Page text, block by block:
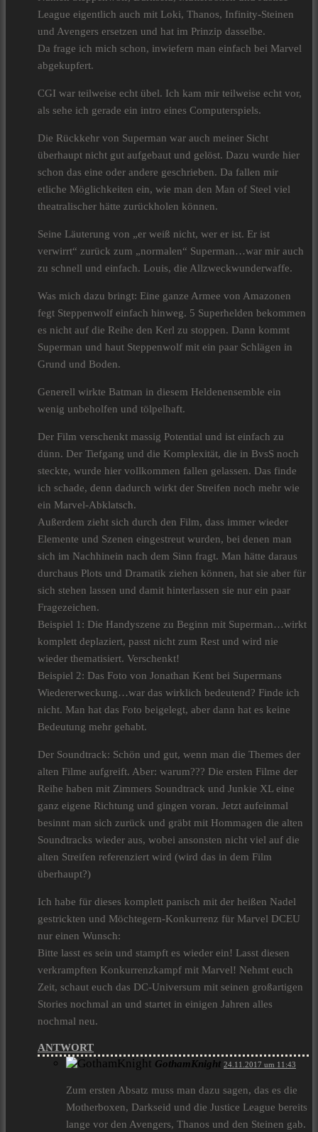
League eigentlich auch mit Loki, Thanos, Infinity-Steinen
und Avengers ersetzen und hat im Prinzip dasselbe.
Da frage ich mich schon, inwiefern man einfach bei Marvel
abgekupfert.
CGI war teilweise echt übel. Ich kam mir teilweise echt vor,
als sehe ich gerade ein intro eines Computerspiels.
Die Rückkehr von Superman war auch meiner Sicht
überhaupt nicht gut aufgebaut und gelöst. Dazu wurde hier
schon das eine oder andere geschrieben. Da fallen mir
etliche Möglichkeiten ein, wie man den Man of Steel viel
theatralischer hätte zurückholen können.
Seine Läuterung von „er weiß nicht, wer er ist. Er ist
verwirrt“ zurück zum „normalen“ Superman…war mir auch
zu schnell und einfach. Louis, die Allzweckwunderwaffe.
Was mich dazu bringt: Eine ganze Armee von Amazonen
fegt Steppenwolf einfach hinweg. 5 Superhelden bekommen
es nicht auf die Reihe den Kerl zu stoppen. Dann kommt
Superman und haut Steppenwolf mit ein paar Schlägen in
Grund und Boden.
Generell wirkte Batman in diesem Heldenensemble ein
wenig unbeholfen und tölpelhaft.
Der Film verschenkt massig Potential und ist einfach zu
dünn. Der Tiefgang und die Komplexität, die in BvsS noch
steckte, wurde hier vollkommen fallen gelassen. Das finde
ich schade, denn dadurch wirkt der Streifen noch mehr wie
ein Marvel-Abklatsch.
Außerdem zieht sich durch den Film, dass immer wieder
Elemente und Szenen eingestreut wurden, bei denen man
sich im Nachhinein nach dem Sinn fragt. Man hätte daraus
durchaus Plots und Dramatik ziehen können, hat sie aber für
sich stehen lassen und damit hinterlassen sie nur ein paar
Fragezeichen.
Beispiel 1: Die Handyszene zu Beginn mit Superman…wirkt
komplett deplaziert, passt nicht zum Rest und wird nie
wieder thematisiert. Verschenkt!
Beispiel 2: Das Foto von Jonathan Kent bei Supermans
Wiedererweckung…war das wirklich bedeutend? Finde ich
nicht. Man hat das Foto beigelegt, aber dann hat es keine
Bedeutung mehr gehabt.
Der Soundtrack: Schön und gut, wenn man die Themes der
alten Filme aufgreift. Aber: warum??? Die ersten Filme der
Reihe haben mit Zimmers Soundtrack und Junkie XL eine
ganz eigene Richtung und gingen voran. Jetzt aufeinmal
besinnt man sich zurück und gräbt mit Hommagen die alten
Soundtracks wieder aus, wobei ansonsten nicht viel auf die
alten Streifen referenziert wird (wird das in dem Film
überhaupt?)
Ich habe für dieses komplett panisch mit der heißen Nadel
gestrickten und Möchtegern-Konkurrenz für Marvel DCEU
nur einen Wunsch:
Bitte lasst es sein und stampft es wieder ein! Lasst diesen
verkrampften Konkurrenzkampf mit Marvel! Nehmt euch
Zeit, schaut euch das DC-Universum mit seinen großartigen
Stories nochmal an und startet in einigen Jahren alles
nochmal neu.
ANTWORT
GothamKnight 24.11.2017 um 11:43
Zum ersten Absatz muss man dazu sagen, das es die
Motherboxen, Darkseid und die Justice League bereits
lange vor den Avengers, Thanos und den Steinen gab.